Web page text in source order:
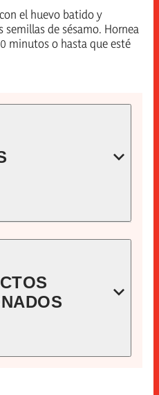
el huevo batido y
semillas de sésamo. Hornea
minutos o hasta que esté